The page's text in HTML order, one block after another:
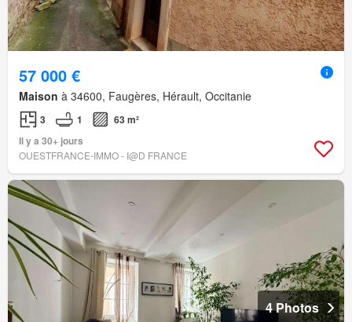
57 000 €
Maison à 34600, Faugères, Hérault, Occitanie
3 1
63 m²
Il y a 30+ jours
OUESTFRANCE-IMMO - I@D FRANCE
4 Photos